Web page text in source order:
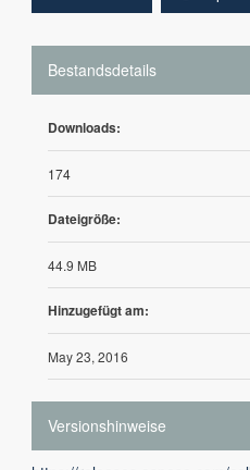
Bestandsdetails
Downloads:
174
Dateigröße:
44.9 MB
Hinzugefügt am:
May 23, 2016
Versionshinweise